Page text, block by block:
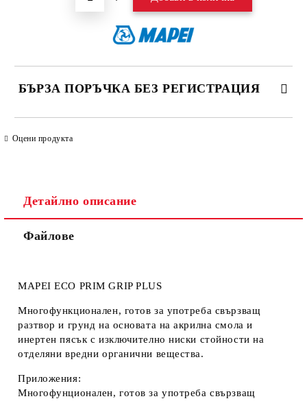
БЪРЗА ПОРЪЧКА БЕЗ РЕГИСТРАЦИЯ
Оцени продукта
Детайлно описание
Файлове
MAPEI ECO PRIM GRIP PLUS
Многофункционален, готов за употреба свързващ
разтвор и грунд на основата на акрилна смола и
инертен пясък с изключително ниски стойности на
отделяни вредни органични вещества.
Приложения:
Многофунционален, готов за употреба свързващ